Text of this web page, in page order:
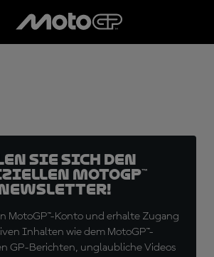
Sie sich den
MotoGP™
MotoGP™-Konto und erhalte Zugang
Inhalten wie dem MotoGP™-
GP-Berichten, unglaubliche Videos